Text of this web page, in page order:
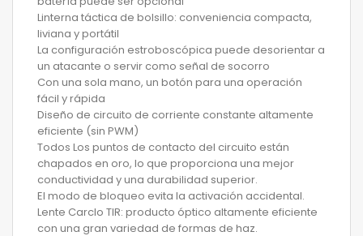
Linterna táctica de bolsillo: conveniencia compacta,
liviana y portátil
La configuración estroboscópica puede desorientar a
un atacante o servir como señal de socorro
Con una sola mano, un botón para una operación
fácil y rápida
Diseño de circuito de corriente constante altamente
eficiente (sin PWM)
Todos Los puntos de contacto del circuito están
chapados en oro, lo que proporciona una mejor
conductividad y una durabilidad superior.
El modo de bloqueo evita la activación accidental.
Lente Carclo TIR: producto óptico altamente eficiente
con una gran variedad de formas de haz.